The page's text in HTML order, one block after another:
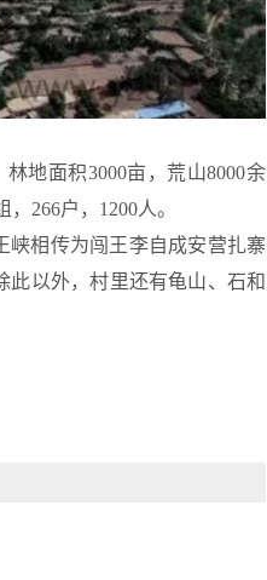
地面积3000亩，荒山8000余
266户，1200人。
峡相传为闯王李自成安营扎寨
此以外，村里还有龟山、石和